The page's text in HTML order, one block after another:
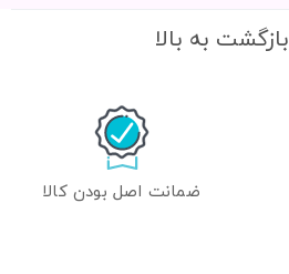
بازگشت به بالا
ضمانت اصل بودن کالا